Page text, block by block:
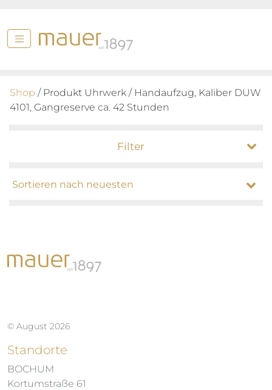
Shop / Produkt Uhrwerk / Handaufzug, Kaliber DUW
4101, Gangreserve ca. 42 Stunden
Filter
© August 2026
Standorte
BOCHUM
Kortumstraße 61